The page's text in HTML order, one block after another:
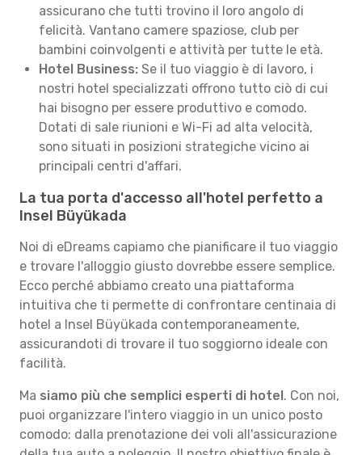
assicurano che tutti trovino il loro angolo di
felicità. Vantano camere spaziose, club per
bambini coinvolgenti e attività per tutte le età.
Hotel Business: Se il tuo viaggio è di lavoro, i
nostri hotel specializzati offrono tutto ciò di cui
hai bisogno per essere produttivo e comodo.
Dotati di sale riunioni e Wi-Fi ad alta velocità,
sono situati in posizioni strategiche vicino ai
principali centri d'affari.
La tua porta d'accesso all'hotel perfetto a
Insel Büyükada
Noi di eDreams capiamo che pianificare il tuo viaggio
e trovare l'alloggio giusto dovrebbe essere semplice.
Ecco perché abbiamo creato una piattaforma
intuitiva che ti permette di confrontare centinaia di
hotel a Insel Büyükada contemporaneamente,
assicurandoti di trovare il tuo soggiorno ideale con
facilità.
Ma siamo più che semplici esperti di hotel. Con noi,
puoi organizzare l'intero viaggio in un unico posto
comodo: dalla prenotazione dei voli all'assicurazione